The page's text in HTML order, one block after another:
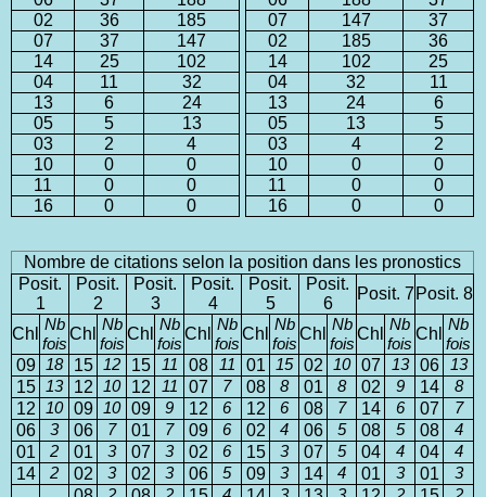
02
36
185
07
37
147
14
25
102
04
11
32
13
6
24
05
5
13
03
2
4
10
0
0
11
0
0
16
0 0
07
147
37
02
185
36
14
102
25
04
32
11
13
24
6
05
13
5
03
4
2
10
0
0
11
0
0
16
0 0
Nombre de citations selon la position dans les pronostics
Posit.
1
Posit.
2
Posit.
3
Posit.
4
Posit.
5
Posit.
6
Posit. 7 Posit. 8
Chl Nb
fois
Chl Nb
fois
Chl Nb
fois
Chl Nb
fois
Chl Nb
fois
Chl Nb
fois
Chl Nb
fois
Chl Nb
fois
09 18 15 12 15 11 08 11 01 15 02 10 07 13 06 13
15 13 12 10 12 11 07 7 08 8 01 8 02 9 14 8
12 10 09 10 09 9 12 6 12 6 08 7 14 6 07 7
06 3 06 7 01 7 09 6 02 4 06 5 08 5 08 4
01 2 01 3 07 3 02 6 15 3 07 5 04 4 04 4
14 2 02 3 02 3 06 5 09 3 14 4 01 3 01 3